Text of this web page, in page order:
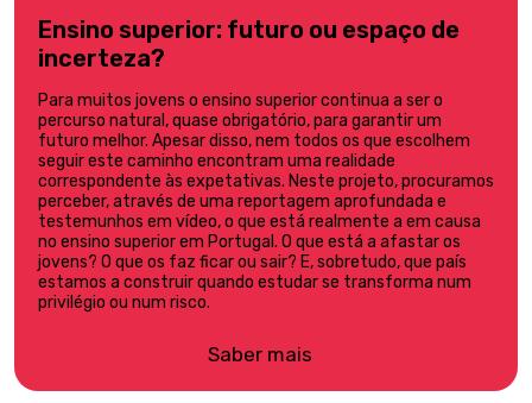
Ensino superior: futuro ou espaço de
incerteza?
Para muitos jovens o ensino superior continua a ser o
percurso natural, quase obrigatório, para garantir um
futuro melhor. Apesar disso, nem todos os que escolhem
seguir este caminho encontram uma realidade
correspondente às expetativas. Neste projeto, procuramos
perceber, através de uma reportagem aprofundada e
testemunhos em vídeo, o que está realmente a em causa
no ensino superior em Portugal. O que está a afastar os
jovens? O que os faz ficar ou sair? E, sobretudo, que país
estamos a construir quando estudar se transforma num
privilégio ou num risco.
Saber mais